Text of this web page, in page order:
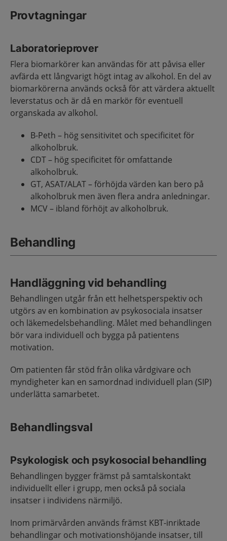
Provtagningar
Laboratorieprover
Flera biomarkörer kan användas för att påvisa eller
avfärda ett långvarigt högt intag av alkohol. En del av
biomarkörerna används också för att värdera aktuellt
leverstatus och är då en markör för eventuell
organskada av alkohol.
B-Peth – hög sensitivitet och specificitet för
alkoholbruk.
CDT – hög specificitet för omfattande
alkoholbruk.
GT, ASAT/ALAT – förhöjda värden kan bero på
alkoholbruk men även flera andra anledningar.
MCV – ibland förhöjt av alkoholbruk.
Behandling
Handläggning vid behandling
Behandlingen utgår från ett helhetsperspektiv och
utgörs av en kombination av psykosociala insatser
och läkemedelsbehandling. Målet med behandlingen
bör vara individuell och bygga på patientens
motivation.
Om patienten får stöd från olika vårdgivare och
myndigheter kan en samordnad individuell plan (SIP)
underlätta samarbetet.
Behandlingsval
Psykologisk och psykosocial behandling
Behandlingen bygger främst på samtalskontakt
individuellt eller i grupp, men också på sociala
insatser i individens närmiljö.
Inom primärvården används främst KBT-inriktade
behandlingar och motivationshöjande insatser, till